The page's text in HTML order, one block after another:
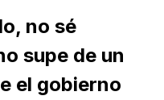
no sé
supe de un
el gobierno